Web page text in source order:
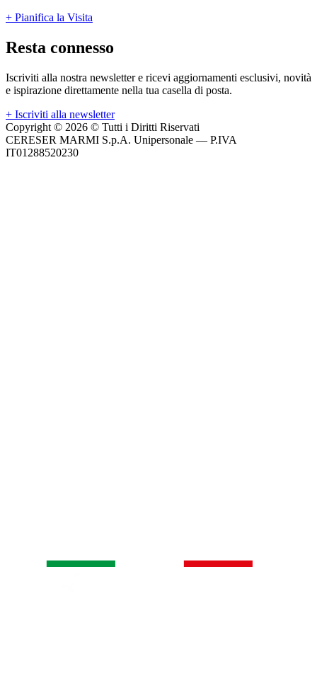
+ Pianifica la Visita
Resta connesso
Iscriviti alla nostra newsletter e ricevi aggiornamenti esclusivi, novità
e ispirazione direttamente nella tua casella di posta.
+ Iscriviti alla newsletter
Copyright © 2026 © Tutti i Diritti Riservati
CERESER MARMI S.p.A. Unipersonale — P.IVA
IT01288520230